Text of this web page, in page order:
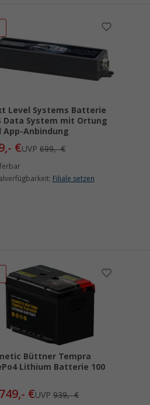
Level Systems Batterie
Data System mit Ortung
App-Anbindung
€UVP699,- €
Filiale setzen
Büttner Tempra
Lithium Batterie 100
749,- €UVP939,- €